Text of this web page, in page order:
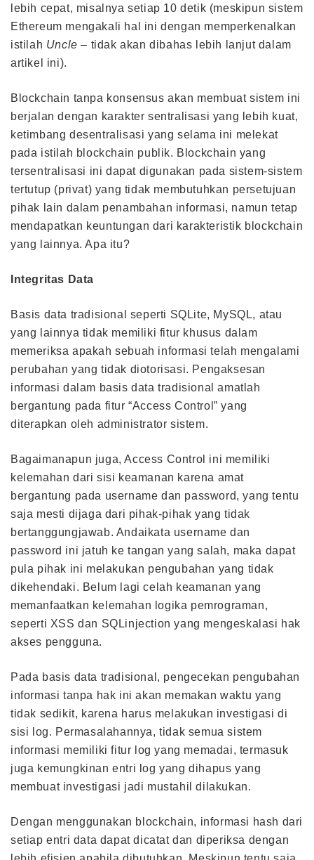
lebih cepat, misalnya setiap 10 detik (meskipun sistem
Ethereum mengakali hal ini dengan memperkenalkan
istilah Uncle – tidak akan dibahas lebih lanjut dalam
artikel ini).
Blockchain tanpa konsensus akan membuat sistem ini
berjalan dengan karakter sentralisasi yang lebih kuat,
ketimbang desentralisasi yang selama ini melekat
pada istilah blockchain publik. Blockchain yang
tersentralisasi ini dapat digunakan pada sistem-sistem
tertutup (privat) yang tidak membutuhkan persetujuan
pihak lain dalam penambahan informasi, namun tetap
mendapatkan keuntungan dari karakteristik blockchain
yang lainnya. Apa itu?
Integritas Data
Basis data tradisional seperti SQLite, MySQL, atau
yang lainnya tidak memiliki fitur khusus dalam
memeriksa apakah sebuah informasi telah mengalami
perubahan yang tidak diotorisasi. Pengaksesan
informasi dalam basis data tradisional amatlah
bergantung pada fitur “Access Control” yang
diterapkan oleh administrator sistem.
Bagaimanapun juga, Access Control ini memiliki
kelemahan dari sisi keamanan karena amat
bergantung pada username dan password, yang tentu
saja mesti dijaga dari pihak-pihak yang tidak
bertanggungjawab. Andaikata username dan
password ini jatuh ke tangan yang salah, maka dapat
pula pihak ini melakukan pengubahan yang tidak
dikehendaki. Belum lagi celah keamanan yang
memanfaatkan kelemahan logika pemrograman,
seperti XSS dan SQLinjection yang mengeskalasi hak
akses pengguna.
Pada basis data tradisional, pengecekan pengubahan
informasi tanpa hak ini akan memakan waktu yang
tidak sedikit, karena harus melakukan investigasi di
sisi log. Permasalahannya, tidak semua sistem
informasi memiliki fitur log yang memadai, termasuk
juga kemungkinan entri log yang dihapus yang
membuat investigasi jadi mustahil dilakukan.
Dengan menggunakan blockchain, informasi hash dari
setiap entri data dapat dicatat dan diperiksa dengan